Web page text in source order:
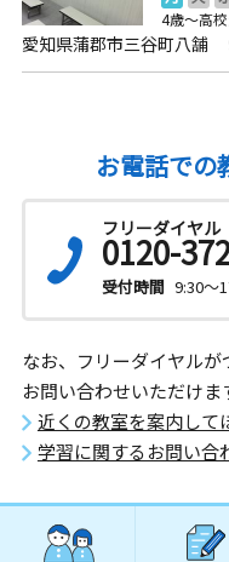
4歳～高
愛知県蒲郡市三谷町八舗
お電話での
フリーダイヤル
0120-
受付時間 9:30～
なお、フリーダイヤル
お問い合わせいただけま
近くの教室を案内して
学習に関するお問い合